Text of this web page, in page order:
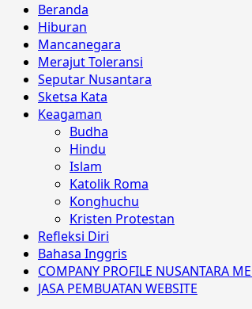
Beranda
Hiburan
Mancanegara
Merajut Toleransi
Seputar Nusantara
Sketsa Kata
Keagaman
Budha
Hindu
Islam
Katolik Roma
Konghuchu
Kristen Protestan
Refleksi Diri
Bahasa Inggris
COMPANY PROFILE NUSANTARA
JASA PEMBUATAN WEBSITE